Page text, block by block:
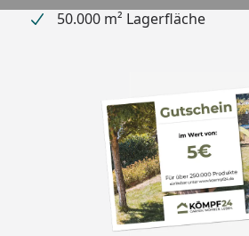
Schutz /
Sie
wählen.
50.000 m² Lagerfläche